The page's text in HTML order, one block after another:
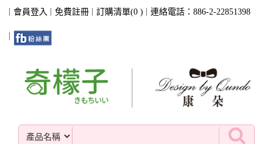
會員登入 免費註冊 訂購清單(0 ) 連絡電話：886-2-22851398